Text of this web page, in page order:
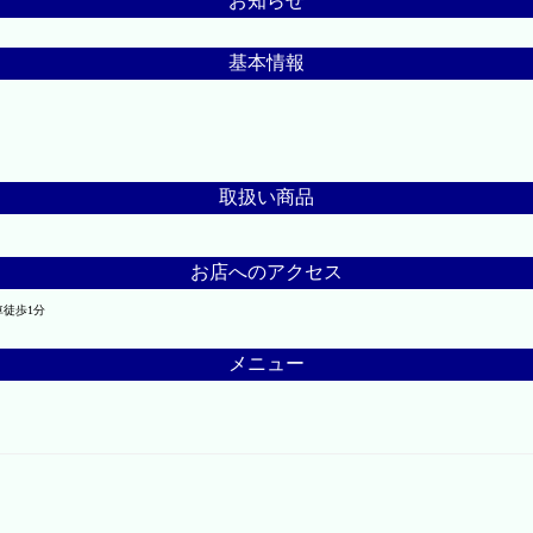
基本情報
取扱い商品
お店へのアクセス
歩1分
メニュー